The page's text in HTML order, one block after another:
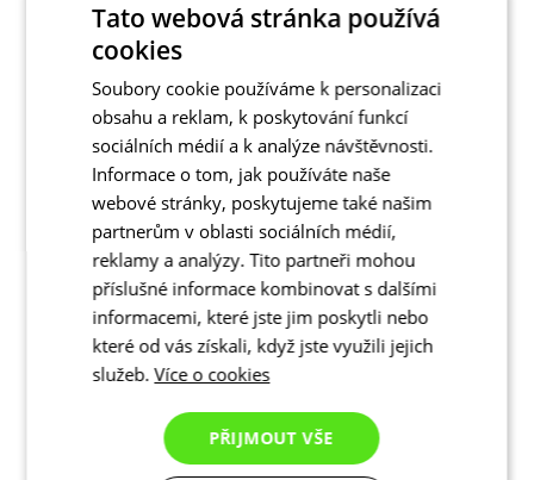
Tato webová stránka používá
cookies
Soubory cookie používáme k personalizaci
obsahu a reklam, k poskytování funkcí
sociálních médií a k analýze návštěvnosti.
Informace o tom, jak používáte naše
webové stránky, poskytujeme také našim
partnerům v oblasti sociálních médií,
reklamy a analýzy. Tito partneři mohou
příslušné informace kombinovat s dalšími
informacemi, které jste jim poskytli nebo
které od vás získali, když jste využili jejich
služeb.Více o cookies
PŘIJMOUT VŠE